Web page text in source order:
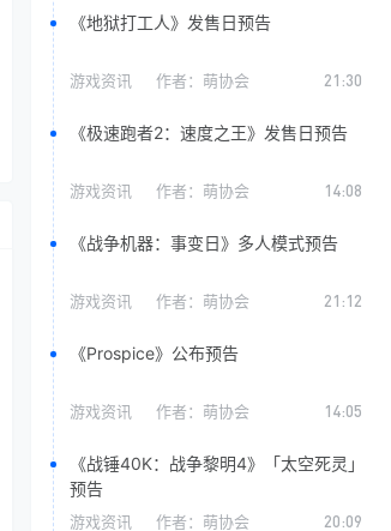
《地狱打工人》发售日预告
游戏资讯 作者： 萌协会 21:30
《极速跑者2：速度之王》发售日预告
游戏资讯 作者： 萌协会 14:08
《战争机器：事变日》多人模式预告
游戏资讯 作者： 萌协会 21:12
《Prospice》公布预告
游戏资讯 作者： 萌协会 14:05
《战锤40K：战争黎明4》「太空死灵」
预告
游戏资讯 作者： 萌协会 20:09